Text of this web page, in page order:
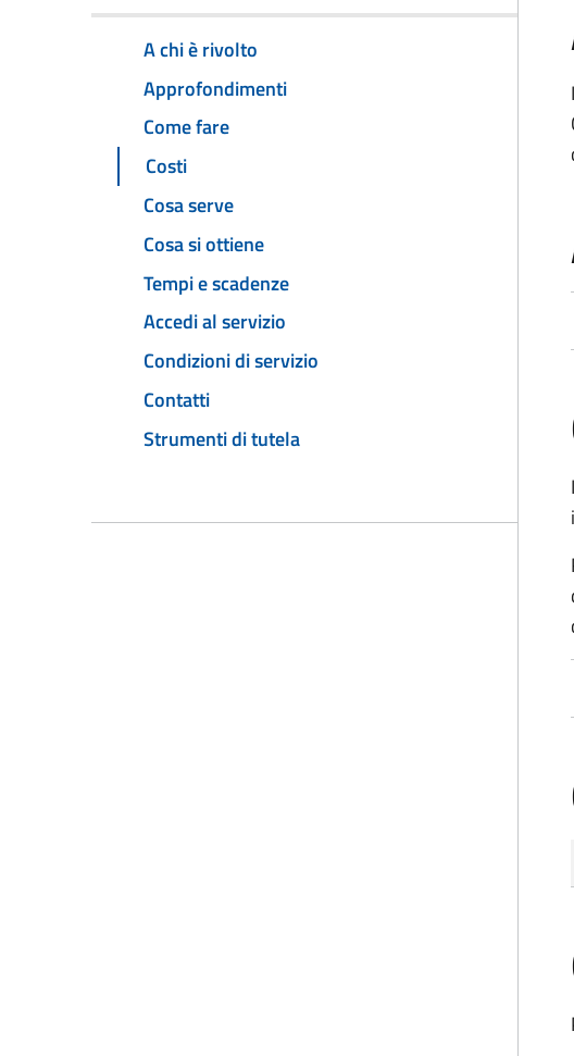
A chi è rivolto
Approfondimenti
Come fare
Costi
Cosa serve
Cosa si ottiene
Tempi e scadenze
Accedi al servizio
Condizioni di servizio
Contatti
Strumenti di tutela